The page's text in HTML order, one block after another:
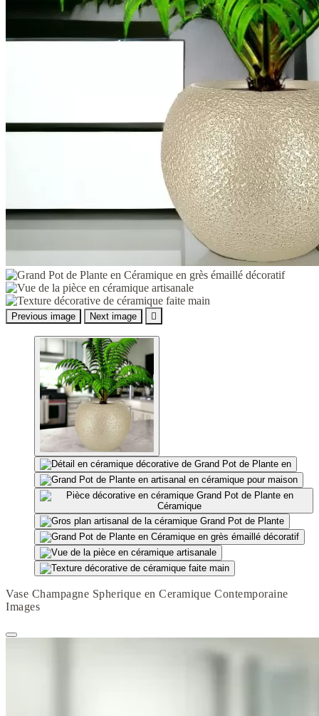
Previous image Next image 
Vase Champagne Spherique en Ceramique Contemporaine
Images